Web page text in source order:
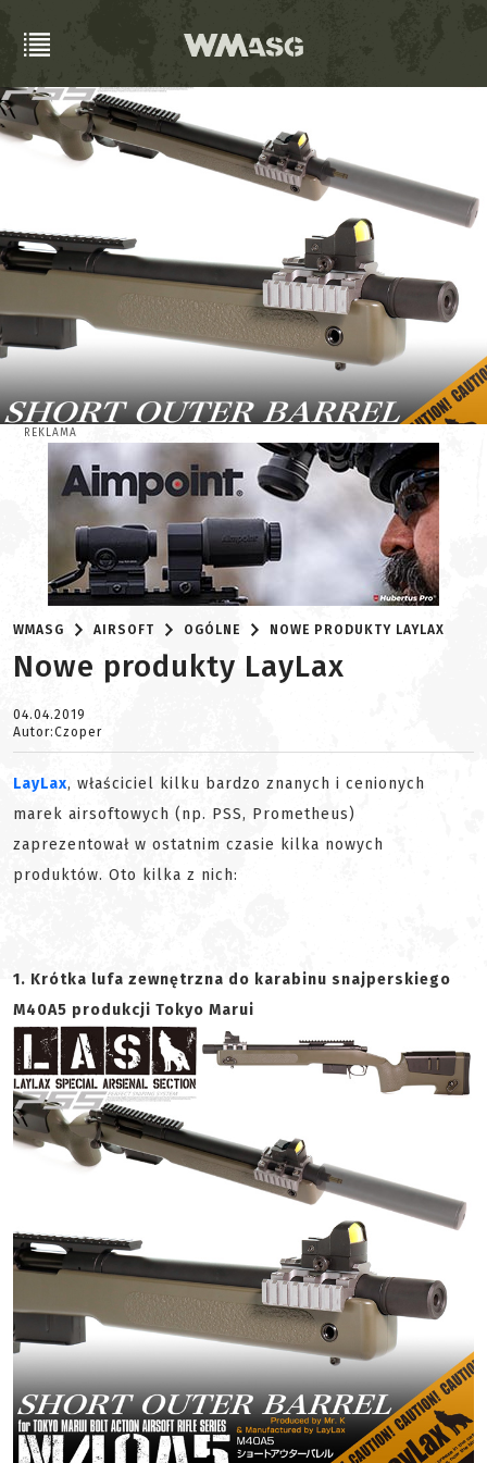
REKLAMA
WMASG AIRSOFT OGÓLNE NOWE PRODUKTY LAYLAX
Nowe produkty LayLax
04.04.2019
Autor:Czoper
LayLax, właściciel kilku bardzo znanych i cenionych
marek airsoftowych (np. PSS, Prometheus)
zaprezentował w ostatnim czasie kilka nowych
produktów. Oto kilka z nich:
1. Krótka lufa zewnętrzna do karabinu snajperskiego
M40A5 produkcji Tokyo Marui